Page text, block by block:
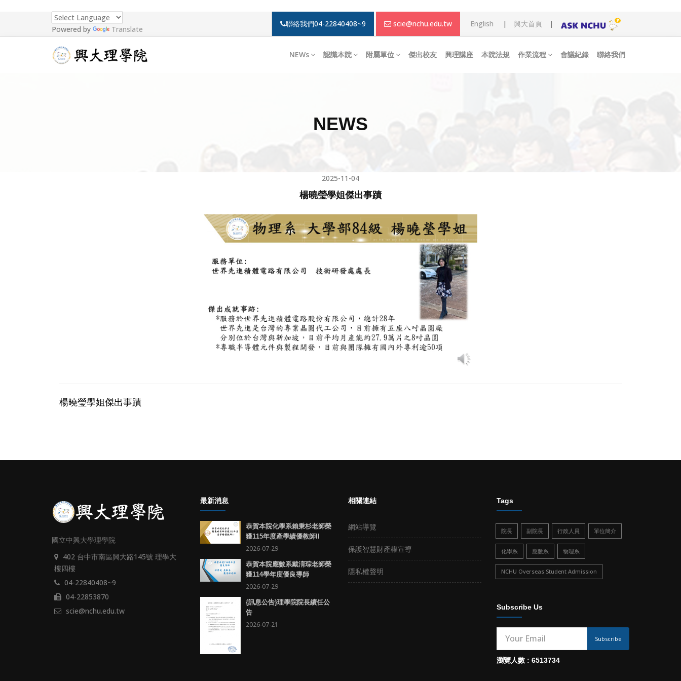
Powered by Translate
聯絡我們04-22840408~9 scie@nchu.edu.tw English | 興大首頁 |
NEWs 認識本院 附屬單位 傑出校友 興理講座 本院法規 作業流程 會議紀錄 聯絡我們
NEWS
2025-11-04
楊曉瑩學姐傑出事蹟
楊曉瑩學姐傑出事蹟
國立中興大學理學院
402 台中市南區興大路145號 理學大
樓四樓
04-22840408~9
04-22853870
scie@nchu.edu.tw
最新消息
恭賀本院化學系賴秉杉老師榮
獲115年度產學績優教師II
2026-07-29
恭賀本院應數系戴淯琮老師榮
獲114學年度優良導師
2026-07-29
{訊息公告}理學院院長續任公
告
2026-07-21
相關連結
網站導覽
保護智慧財產權宣導
隱私權聲明
Tags
院長 副院長 行政人員 單位簡介
化學系 應數系 物理系
NCHU Overseas Student Admission
Subscribe Us
Subscribe
瀏覽人數 : 6513734